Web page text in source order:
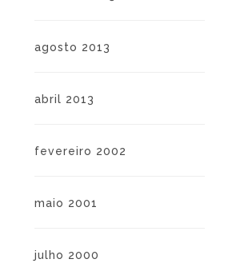
agosto 2013
abril 2013
fevereiro 2002
maio 2001
julho 2000